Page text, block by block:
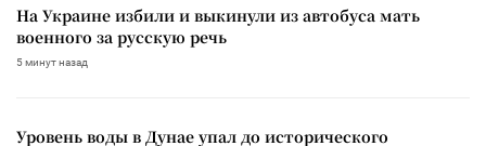
На Украине избили и выкинули из автобуса мать
военного за русскую речь
5 минут назад
Уровень воды в Дунае упал до исторического